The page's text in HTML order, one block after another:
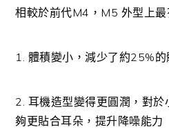
相較於前代M4，M5 外型上
1. 體積變小，減少了約25%
2. 耳機造型變得更圓潤，對
夠更貼合耳朵，提升降噪能力